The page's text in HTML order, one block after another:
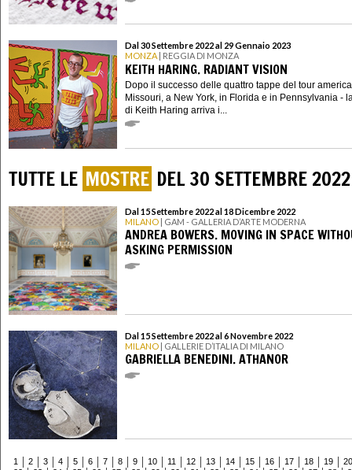
Dal 30 Settembre 2022 al 29 Gennaio 2023
MONZA | REGGIA DI MONZA
KEITH HARING. RADIANT VISION
Dopo il successo delle quattro tappe del tour
Missouri, a New York, in Florida e in Pennsylvania -
di Keith Haring arriva i...
TUTTE LE MOSTRE DEL 30 SETTEMBRE 2022
Dal 15 Settembre 2022 al 18 Dicembre 2022
MILANO | GAM - GALLERIA D’ARTE MODERNA
ANDREA BOWERS. MOVING IN SPACE
ASKING PERMISSION
Dal 15 Settembre 2022 al 6 Novembre 2022
MILANO | GALLERIE D’ITALIA DI MILANO
GABRIELLA BENEDINI. ATHANOR
1 2 3 4 5 6 7 8 9 10 11 12 13 14 15 16 17 18 19
20